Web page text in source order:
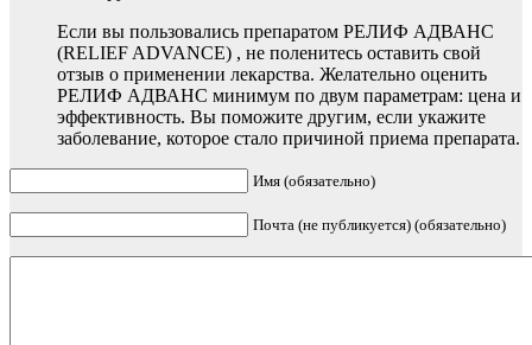
Если вы пользовались препаратом РЕЛИФ АДВАНС
(RELIEF ADVANCE) , не поленитесь оставить свой
отзыв о применении лекарства. Желательно оценить
РЕЛИФ АДВАНС минимум по двум параметрам: цена и
эффективность. Вы поможите другим, если укажите
заболевание, которое стало причиной приема препарата.
Имя (обязательно)
Почта (не публикуется) (обязательно)